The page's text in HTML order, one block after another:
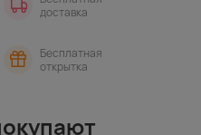
доставка
Бесплатная
открытка